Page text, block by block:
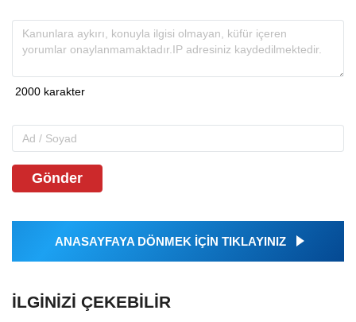
Gönder
ANASAYFAYA DÖNMEK İÇİN TIKLAYINIZ
İLGINIZI ÇEKEBILIR